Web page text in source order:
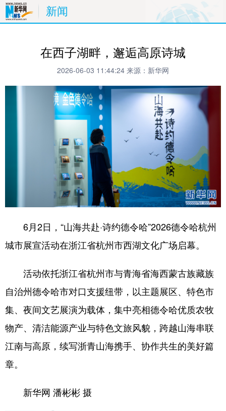
新闻
在西子湖畔，邂逅高原诗城
2026-06-03 11:44:24 来源：新华网
6月2日，“山海共赴·诗约德令哈”2026德令哈杭州
城市展宣活动在浙江省杭州市西湖文化广场启幕。
活动依托浙江省杭州市与青海省海西蒙古族藏族
自治州德令哈市对口支援纽带，以主题展区、特色市
集、夜间文艺展演为载体，集中亮相德令哈优质农牧
物产、清洁能源产业与特色文旅风貌，跨越山海串联
江南与高原，续写浙青山海携手、协作共生的美好篇
章。
新华网 潘彬彬 摄